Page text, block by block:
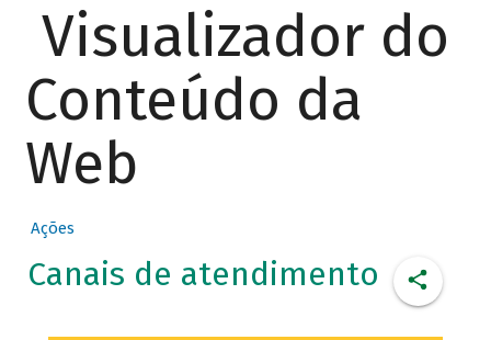
Visualizador do
Conteúdo da
Web
Ações
Canais de atendimento